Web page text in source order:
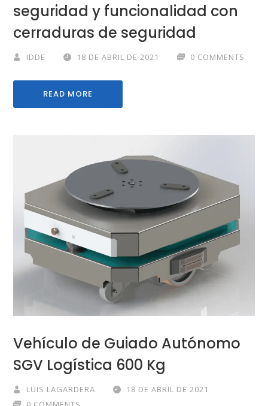
seguridad y funcionalidad con
cerraduras de seguridad
IDDE 18 DE ABRIL DE 2021 0 COMMENTS
READ MORE
Vehículo de Guiado Autónomo
SGV Logística 600 Kg
LUIS LAGARDERA
18 DE ABRIL DE 2021